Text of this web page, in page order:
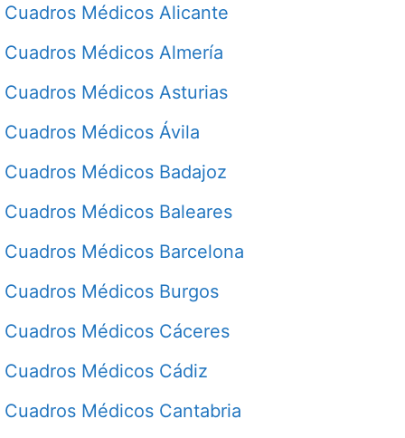
Cuadros Médicos Alicante
Cuadros Médicos Almería
Cuadros Médicos Asturias
Cuadros Médicos Ávila
Cuadros Médicos Badajoz
Cuadros Médicos Baleares
Cuadros Médicos Barcelona
Cuadros Médicos Burgos
Cuadros Médicos Cáceres
Cuadros Médicos Cádiz
Cuadros Médicos Cantabria